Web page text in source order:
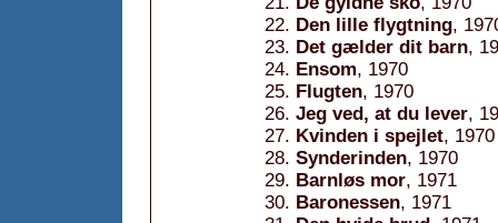
Den lille flygtning,
Det gælder dit barn,
Ensom, 1970
Flugten, 1970
Jeg ved, at du lever,
Kvinden i spejlet, 1970
Synderinden, 1970
Barnløs mor, 1971
Baronessen, 1971